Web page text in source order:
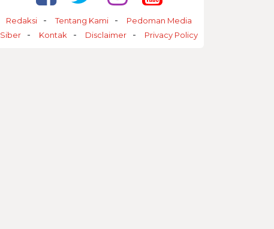
Redaksi Tentang Kami
Pedoman Media
Siber
Kontak Disclaimer Privacy Policy